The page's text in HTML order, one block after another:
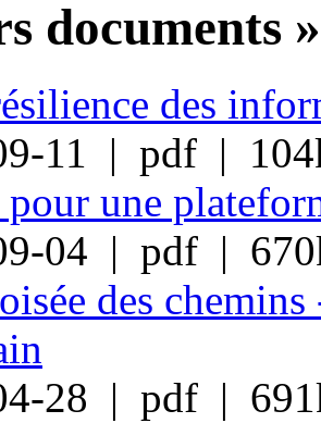
documents »
des
11 | pdf |
pour une
04 | pdf |
des
28 | pdf |